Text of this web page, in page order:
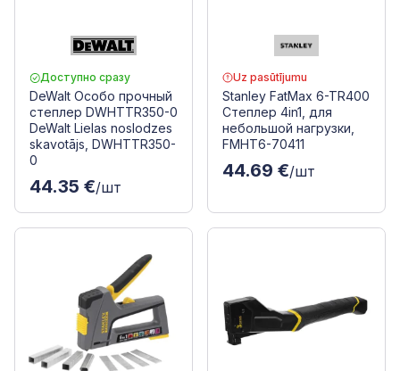
Доступно сразу
DeWalt Особо прочный
степлер DWHTTR350-0
DeWalt Lielas noslodzes
skavotājs, DWHTTR350-
0
44.35 €/шт
Uz pasūtījumu
Stanley FatMax 6-TR400
Степлер 4in1, для
небольшой нагрузки,
FMHT6-70411
44.69 €/шт